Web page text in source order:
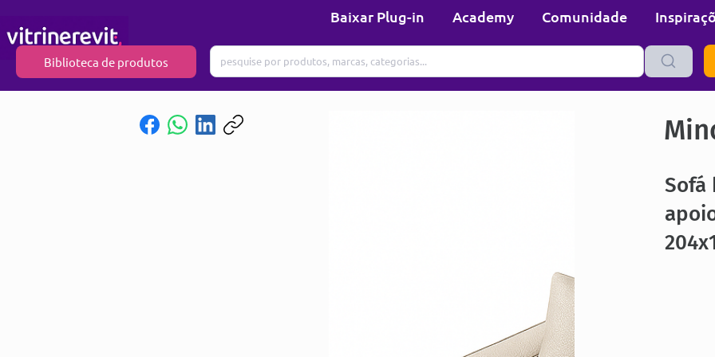
Baixar Plug-in Academy Comunidade
Biblioteca de produtos
Sofá